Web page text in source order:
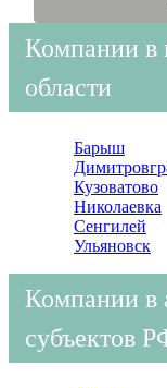
Компании в
области
Барыш
Кузоватово
Николаевка
Сенгилей
Ульяновск
Компании в
субъектов